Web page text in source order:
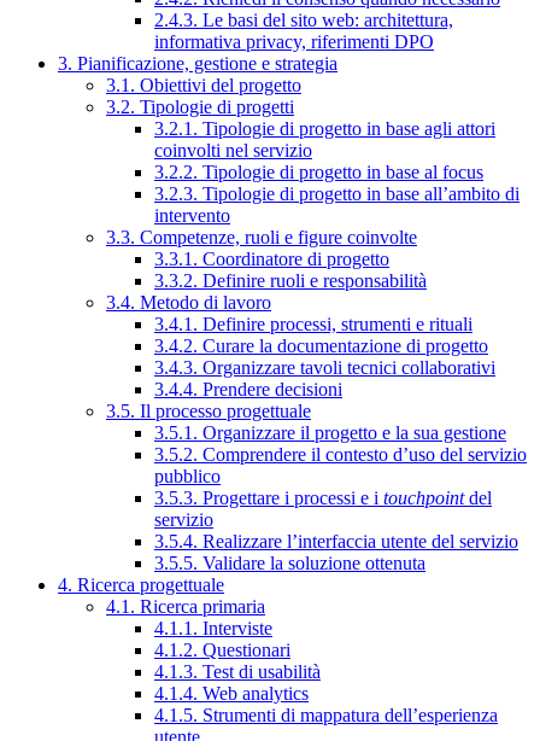
2.4.3. Le basi del sito web: architettura,
informativa privacy, riferimenti DPO
3. Pianificazione, gestione e strategia
3.1. Obiettivi del progetto
3.2. Tipologie di progetti
3.2.1. Tipologie di progetto in base agli attori
coinvolti nel servizio
3.2.2. Tipologie di progetto in base al focus
3.2.3. Tipologie di progetto in base all’ambito di
intervento
3.3. Competenze, ruoli e figure coinvolte
3.3.1. Coordinatore di progetto
3.3.2. Definire ruoli e responsabilità
3.4. Metodo di lavoro
3.4.1. Definire processi, strumenti e rituali
3.4.2. Curare la documentazione di progetto
3.4.3. Organizzare tavoli tecnici collaborativi
3.4.4. Prendere decisioni
3.5. Il processo progettuale
3.5.1. Organizzare il progetto e la sua gestione
3.5.2. Comprendere il contesto d’uso del servizio
pubblico
3.5.3. Progettare i processi e i touchpointdel
servizio
3.5.4. Realizzare l’interfaccia utente del servizio
3.5.5. Validare la soluzione ottenuta
4. Ricerca progettuale
4.1. Ricerca primaria
4.1.1. Interviste
4.1.2. Questionari
4.1.3. Test di usabilità
4.1.4. Web analytics
4.1.5. Strumenti di mappatura dell’esperienza
utente